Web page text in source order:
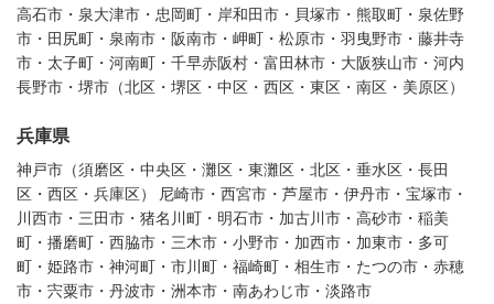
高石市・泉大津市・忠岡町・岸和田市・貝塚市・熊取町・泉佐野
市・田尻町・泉南市・阪南市・岬町・松原市・羽曳野市・藤井寺
市・太子町・河南町・千早赤阪村・富田林市・大阪狭山市・河内
長野市・堺市（北区・堺区・中区・西区・東区・南区・美原区）
兵庫県
神戸市（須磨区・中央区・灘区・東灘区・北区・垂水区・長田
区・西区・兵庫区） 尼崎市・西宮市・芦屋市・伊丹市・宝塚市・
川西市・三田市・猪名川町・明石市・加古川市・高砂市・稲美
町・播磨町・西脇市・三木市・小野市・加西市・加東市・多可
町・姫路市・神河町・市川町・福崎町・相生市・たつの市・赤穂
市・宍粟市・丹波市・洲本市・南あわじ市・淡路市